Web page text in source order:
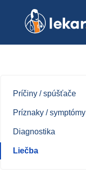
Príčiny / spúšťače
Príznaky / symptómy
Diagnostika
Liečba